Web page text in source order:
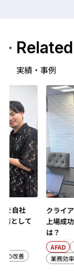
実績・事例
クライアントの幅
上場成功を支えた
営業力・売
業務効率化